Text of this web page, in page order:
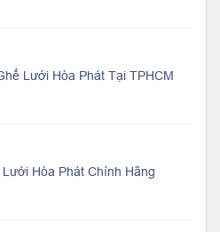
Lưới Hòa Phát Tại TPHCM
Lưới Hòa Phát Chính Hãng